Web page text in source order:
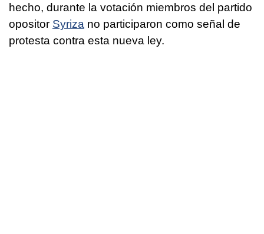
hecho, durante la votación miembros del partido
opositor Syriza no participaron como señal de
protesta contra esta nueva ley.